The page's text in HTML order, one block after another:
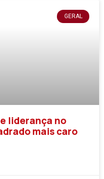
GERAL
liderança no
mais caro